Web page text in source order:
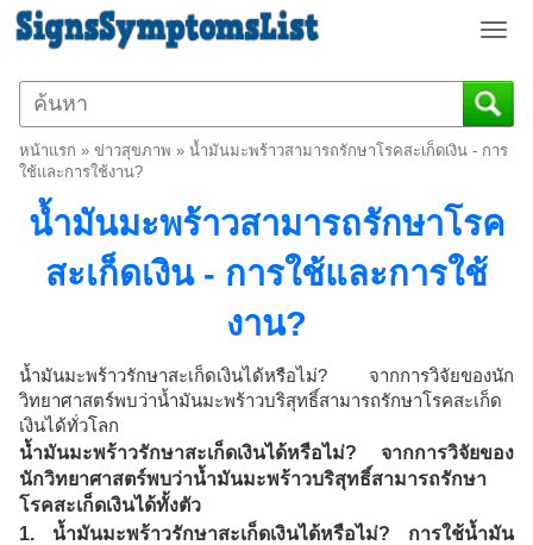
T
g
g
a
v
i
o
หน้าแรก » ข่าวสุขภาพ » น้ำมันมะพร้าวสามารถรักษาโรคสะเก็ดเงิน - การ
ใช้และการใช้งาน?
น้ำมันมะพร้าวสามารถรักษาโรค
สะเก็ดเงิน - การใช้และการใช้
งาน?
น้ำมันมะพร้าวรักษาสะเก็ดเงินได้หรือไม่? จากการวิจัยของนัก
วิทยาศาสตร์พบว่าน้ำมันมะพร้าวบริสุทธิ์สามารถรักษาโรคสะเก็ด
เงินได้ทั่วโลก
น้ำมันมะพร้าวรักษาสะเก็ดเงินได้หรือไม่? จากการวิจัยของ
นักวิทยาศาสตร์พบว่าน้ำมันมะพร้าวบริสุทธิ์สามารถรักษา
โรคสะเก็ดเงินได้ทั้งตัว
1. น้ำมันมะพร้าวรักษาสะเก็ดเงินได้หรือไม่? การใช้น้ำมัน